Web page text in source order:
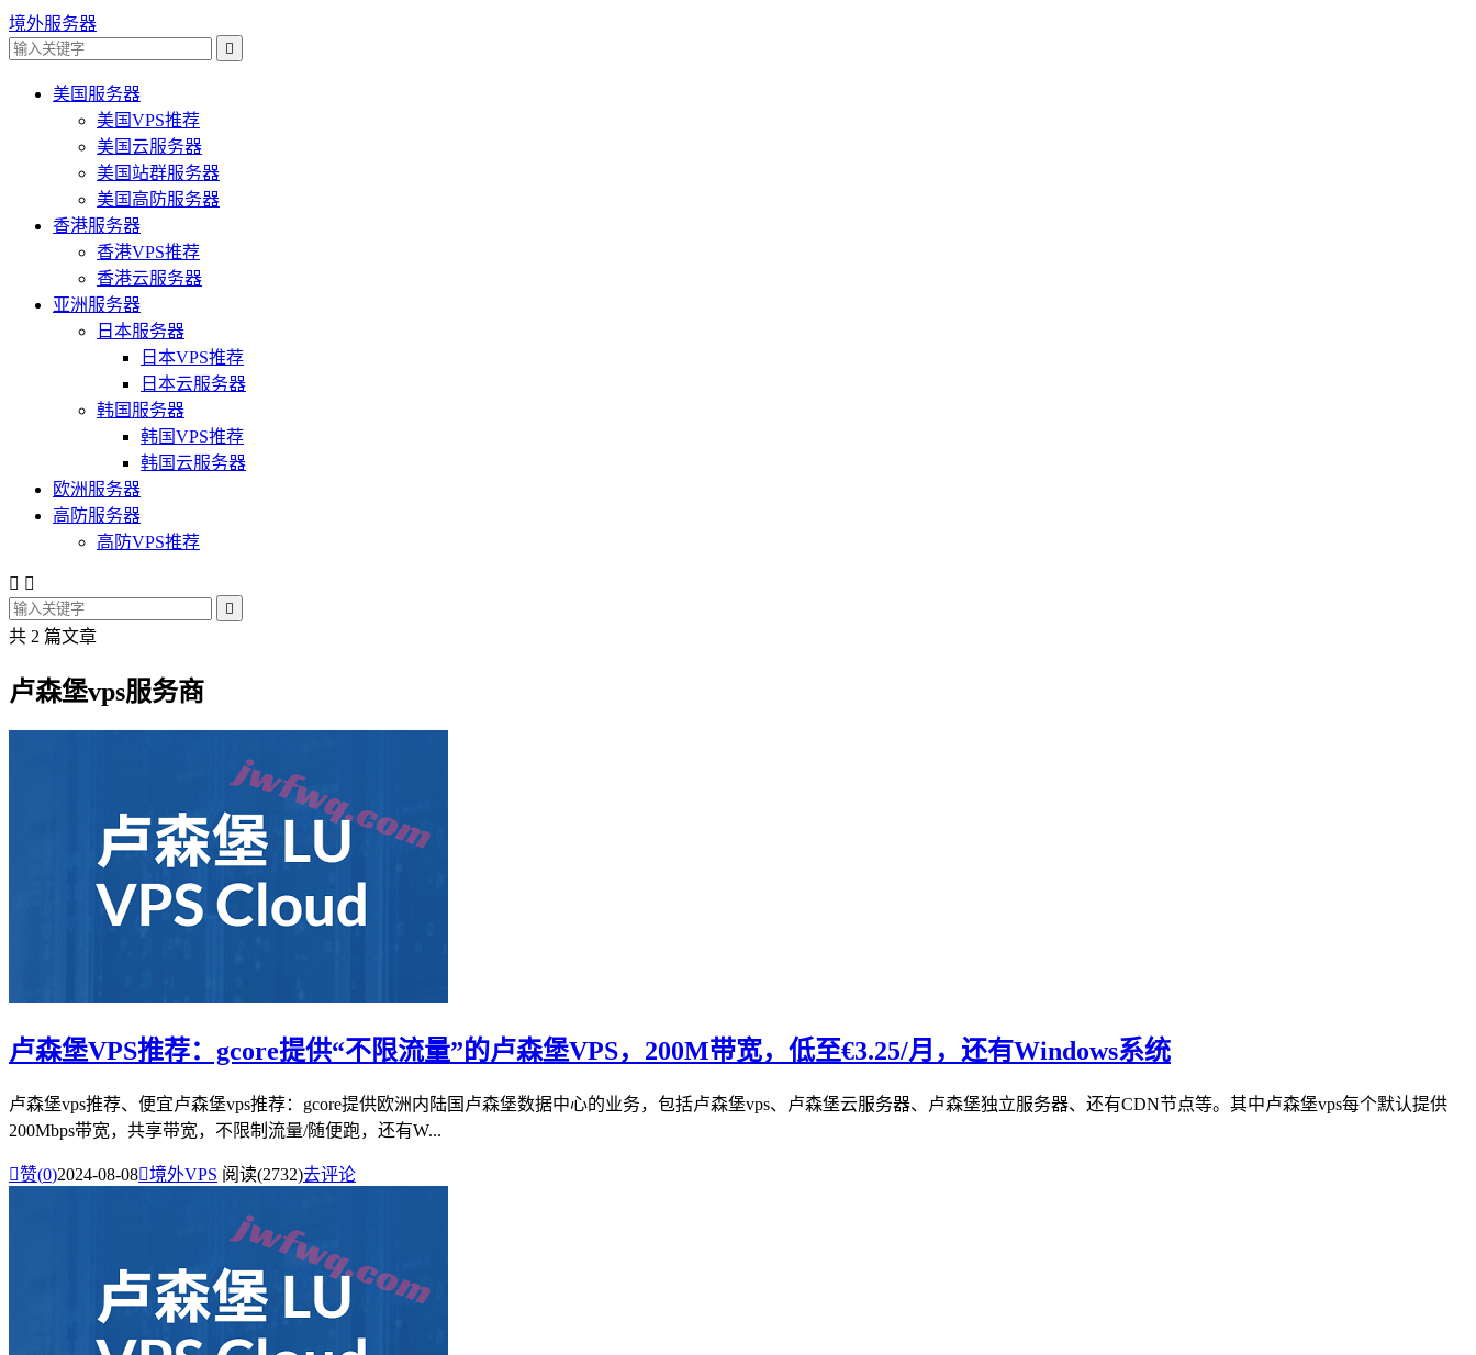
境外服务器

美国服务器
美国VPS推荐
美国云服务器
美国站群服务器
美国高防服务器
香港服务器
香港VPS推荐
香港云服务器
亚洲服务器
日本服务器
日本VPS推荐
日本云服务器
韩国服务器
韩国VPS推荐
韩国云服务器
欧洲服务器
高防服务器
高防VPS推荐
 

共 2 篇文章
卢森堡vps服务商
卢森堡VPS推荐：gcore提供“不限流量”的卢森堡VPS，200M带宽，低至€3.25/月，还有Windows系统
卢森堡vps推荐、便宜卢森堡vps推荐：gcore提供欧洲内陆国卢森堡数据中心的业务，包括卢森堡vps、卢森堡云服务器、卢森堡独立服务器、还有CDN节点等。其中卢森堡vps每个默认提供
200Mbps带宽，共享带宽，不限制流量/随便跑，还有W...
赞(0)2024-08-08境外VPS 阅读(2732)去评论